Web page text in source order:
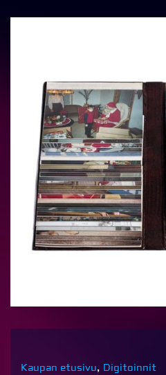
Kaupan etusivu, Digitoinnit